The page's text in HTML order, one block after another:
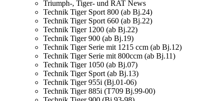
Triumph-, Tiger- und RAT News
Technik Tiger Sport 800 (ab Bj.24)
Technik Tiger Sport 660 (ab Bj.22)
Technik Tiger 1200 (ab Bj.22)
Technik Tiger 900 (ab Bj.19)
Technik Tiger Serie mit 1215 ccm (ab Bj.12)
Technik Tiger Serie mit 800ccm (ab Bj.11)
Technik Tiger 1050 (ab Bj.07)
Technik Tiger Sport (ab Bj.13)
Technik Tiger 955i (Bj.01-06)
Technik Tiger 885i (T709 Bj.99-00)